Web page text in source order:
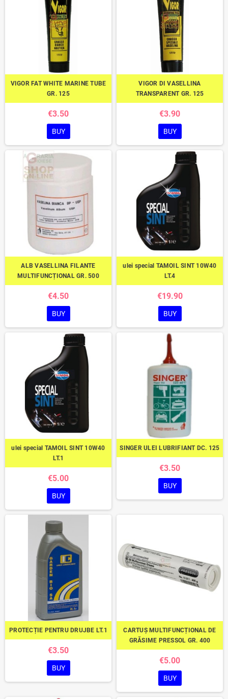
VIGOR FAT WHITE MARINE TUBE
GR. 125
€3.50
BUY
VIGOR DI VASELLINA
TRANSPARENT GR. 125
€3.90
BUY
ALB VASELLINA FILANTE
MULTIFUNCȚIONAL GR. 500
€4.50
BUY
ulei special TAMOIL SINT 10W40
LT.4
€19.90
BUY
ulei special TAMOIL SINT 10W40
LT.1
€5.00
BUY
SINGER ULEI LUBRIFIANT DC. 125
€3.50
BUY
PROTECȚIE PENTRU DRUJBE LT.1
€3.50
BUY
CARTUȘ MULTIFUNCȚIONAL DE
GRĂSIME PRESSOL GR. 400
€5.00
BUY